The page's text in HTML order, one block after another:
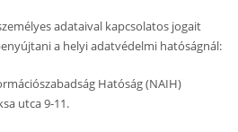
adataival kapcsolatos jogait
a helyi adatvédelmi hatóságnál:
Hatóság (NAIH)
utca 9-11.